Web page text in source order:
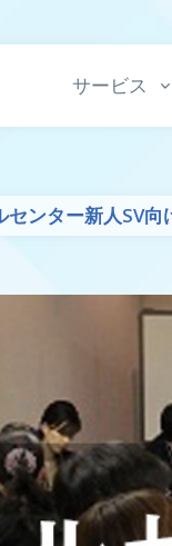
サービス
センター新人SV